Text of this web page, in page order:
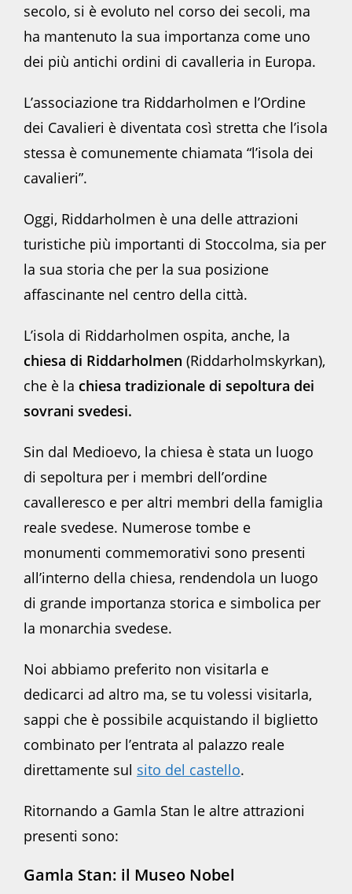
secolo, si è evoluto nel corso dei secoli, ma
ha mantenuto la sua importanza come uno
dei più antichi ordini di cavalleria in Europa.
L’associazione tra Riddarholmen e l’Ordine
dei Cavalieri è diventata così stretta che l’isola
stessa è comunemente chiamata “l’isola dei
cavalieri”.
Oggi, Riddarholmen è una delle attrazioni
turistiche più importanti di Stoccolma, sia per
la sua storia che per la sua posizione
affascinante nel centro della città.
L’isola di Riddarholmen ospita, anche, la
chiesa di Riddarholmen (Riddarholmskyrkan),
che è la chiesa tradizionale di sepoltura dei
sovrani svedesi.
Sin dal Medioevo, la chiesa è stata un luogo
di sepoltura per i membri dell’ordine
cavalleresco e per altri membri della famiglia
reale svedese. Numerose tombe e
monumenti commemorativi sono presenti
all’interno della chiesa, rendendola un luogo
di grande importanza storica e simbolica per
la monarchia svedese.
Noi abbiamo preferito non visitarla e
dedicarci ad altro ma, se tu volessi visitarla,
sappi che è possibile acquistando il biglietto
combinato per l’entrata al palazzo reale
direttamente sul sito del castello.
Ritornando a Gamla Stan le altre attrazioni
presenti sono:
Gamla Stan: il Museo Nobel